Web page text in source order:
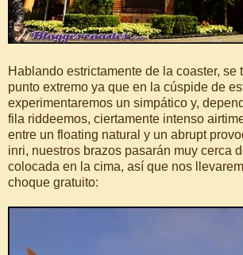
Hablando estrictamente de la coaster, se
punto extremo ya que en la cúspide de
experimentaremos un simpático y,
fila riddeemos, ciertamente intenso
entre un floating natural y un abrupt
inri, nuestros brazos pasarán muy cerca
colocada en la cima, así que nos
choque gratuito: